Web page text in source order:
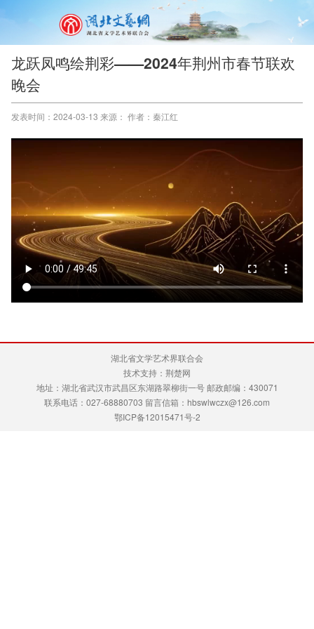
龙跃凤鸣绘荆彩——2024年荆州市春节联欢
晚会
发表时间：2024-03-13 来源： 作者：秦江红
湖北省文学艺术界联合会
技术支持：荆楚网
地址：湖北省武汉市武昌区东湖路翠柳街一号 邮政邮编：430071
联系电话：027-68880703 留言信箱：hbswlwczx@126.com
鄂ICP备12015471号-2